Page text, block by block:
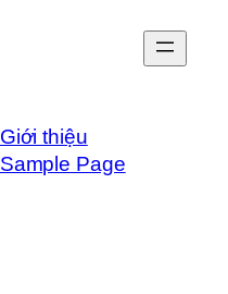
Giới thiệu
Sample Page